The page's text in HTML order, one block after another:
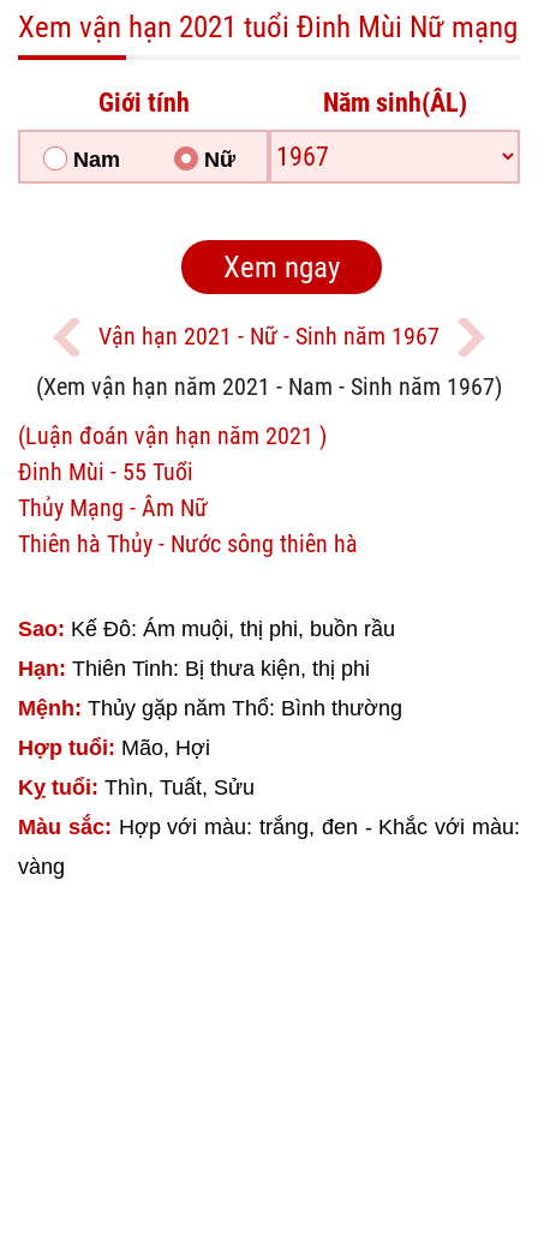
Xem vận hạn 2021 tuổi Đinh Mùi Nữ mạng
Giới tính
Nam Nữ
Năm sinh(ÂL)
Vận hạn 2021 - Nữ - Sinh năm 1967
(Xem vận hạn năm 2021 - Nam - Sinh năm 1967)
(Luận đoán vận hạn năm 2021 )
Đinh Mùi - 55 Tuổi
Thủy Mạng - Âm Nữ
Thiên hà Thủy - Nước sông thiên hà
Sao: Kế Đô: Ám muội, thị phi, buồn rầu
Hạn: Thiên Tinh: Bị thưa kiện, thị phi
Mệnh: Thủy gặp năm Thổ: Bình thường
Hợp tuổi: Mão, Hợi
Kỵ tuổi: Thìn, Tuất, Sửu
Màu sắc: Hợp với màu: trắng, đen - Khắc với màu:
vàng